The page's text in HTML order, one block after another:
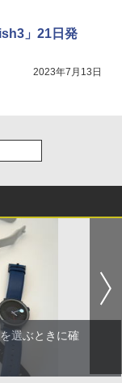
」21日発
2023年7月13日
選ぶときに確